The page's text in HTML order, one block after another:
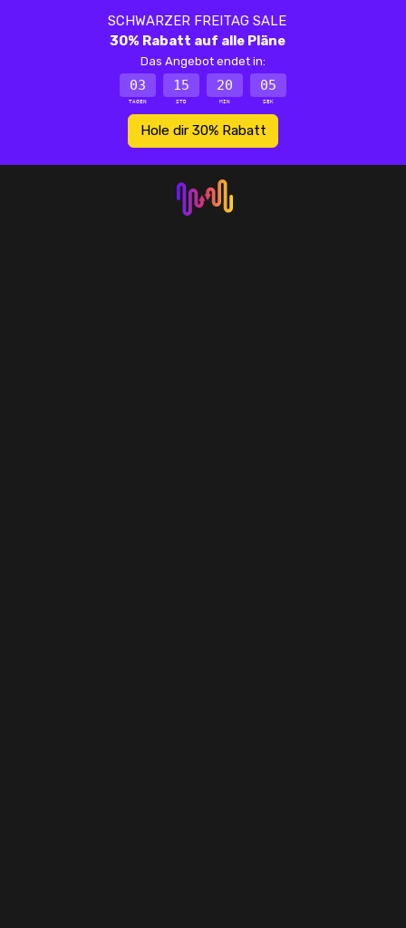
SCHWARZER FREITAG SALE
30% Rabatt auf alle Pläne
Das Angebot endet in:
03
TAGEN
15
STD
20
MIN
05
SEK
Hole dir 30% Rabatt